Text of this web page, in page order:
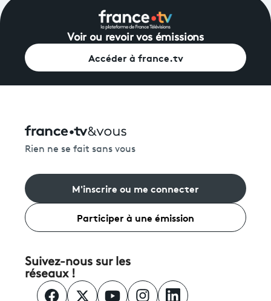
Voir ou revoir vos émissions
Accéder à france.tv
Rien ne se fait sans vous
M'inscrire ou me connecter
Participer à une émission
Suivez-nous sur les
réseaux !